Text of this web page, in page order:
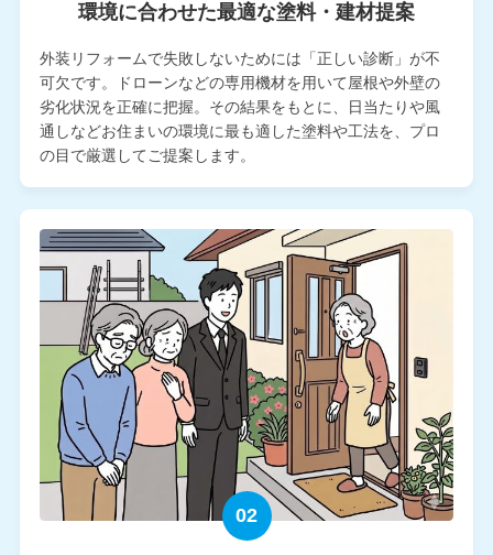
環境に合わせた最適な塗料・建材提案
外装リフォームで失敗しないためには「正しい診断」が不
可欠です。ドローンなどの専用機材を用いて屋根や外壁の
劣化状況を正確に把握。その結果をもとに、日当たりや風
通しなどお住まいの環境に最も適した塗料や工法を、プロ
の目で厳選してご提案します。
02